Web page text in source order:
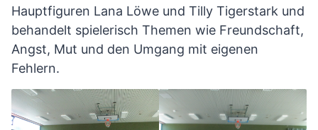
Hauptfiguren Lana Löwe und Tilly Tigerstark und
behandelt spielerisch Themen wie Freundschaft,
Angst, Mut und den Umgang mit eigenen
Fehlern.